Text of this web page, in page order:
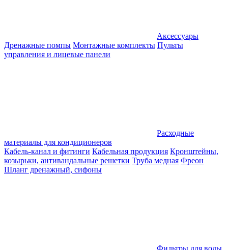
Аксессуары
Дренажные помпы Монтажные комплекты Пульты
управления и лицевые панели
Расходные
материалы для кондиционеров
Кабель-канал и фитинги Кабельная продукция Кронштейны,
козырьки, антивандальные решетки Труба медная Фреон
Шланг дренажный, сифоны
Фильтры для воды